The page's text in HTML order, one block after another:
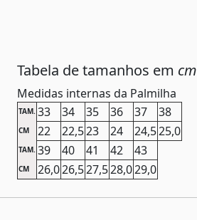
Tabela de tamanhos em cm
Medidas internas da Palmilha
TAM. 33 34 35 36 37 38
CM 22 22,523 24 24,525,0
TAM. 39 40 41 42 43
CM 26,026,527,528,029,0